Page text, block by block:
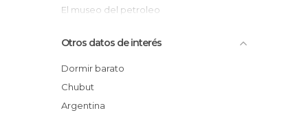
El museo del petroleo
Amanecer junto al Mar
Cordillera de las Andes (Chubut)
Lago Colhué Huapi
Estación Comodoro Rivadavia
Otros datos de interés
Dormir barato
Chubut
Argentina